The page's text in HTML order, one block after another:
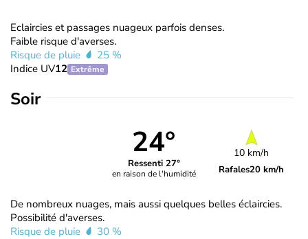
Eclaircies et passages nuageux parfois denses.
Faible risque d'averses.
Risque de pluie
25 %
Indice UV12 Extrême
Soir
24°
Ressenti 27°
en raison de l'humidité
10 km/h
Rafales20 km/h
De nombreux nuages, mais aussi quelques belles éclaircies.
Possibilité d'averses.
Risque de pluie
30 %